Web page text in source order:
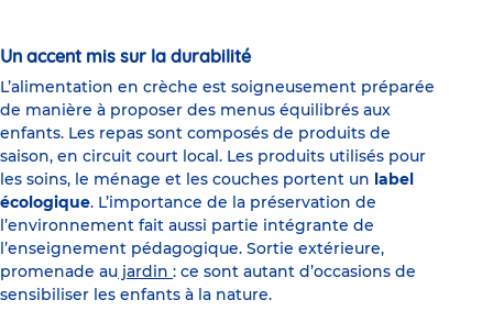
Un accent mis sur la durabilité
L’alimentation en crèche est soigneusement préparée
de manière à proposer des menus équilibrés aux
enfants. Les repas sont composés de produits de
saison, en circuit court local. Les produits utilisés pour
les soins, le ménage et les couches portent un label
écologique. L’importance de la préservation de
l’environnement fait aussi partie intégrante de
l’enseignement pédagogique. Sortie extérieure,
promenade au jardin : ce sont autant d’occasions de
sensibiliser les enfants à la nature.